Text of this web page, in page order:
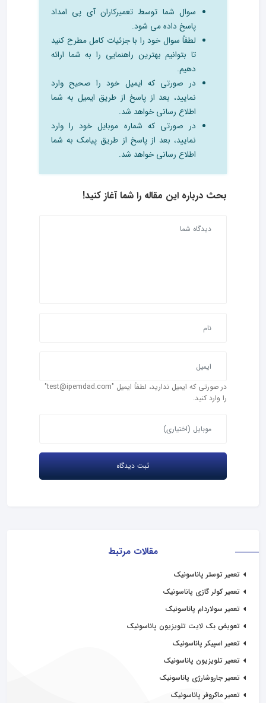
مقالات مرتبط
تعمیر توستر پاناسونیک
تعمیر کولر گازی پاناسونیک
تعمیر سولاردام پاناسونیک
تعویض بک لایت تلویزیون پاناسونیک
تعمیر اسپیکر پاناسونیک
تعمیر تلویزیون پاناسونیک
تعمیر جاروشارژی پاناسونیک
تعمیر ماکروفر پاناسونیک
سوال شما توسط تعمیرکاران آی پی امداد
پاسخ داده می شود.
لطفاً سوال خود را با جزئیات کامل مطرح کنید
تا بتوانیم بهترین راهنمایی را به شما ارائه
دهیم.
در صورتی که ایمیل خود را صحیح وارد
نمایید، بعد از پاسخ از طریق ایمیل به شما
اطلاع رسانی خواهد شد.
در صورتی که شماره موبایل خود را وارد
نمایید، بعد از پاسخ از طریق پیامک به شما
اطلاع رسانی خواهد شد.
بحث درباره این مقاله را شما آغاز کنید!
در صورتی که ایمیل ندارید، لطفاً ایمیل "test@ipemdad.com"
را وارد کنید.